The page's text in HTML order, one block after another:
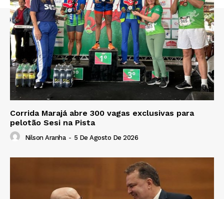
Corrida Marajá abre 300 vagas exclusivas para
pelotão Sesi na Pista
Nilson Aranha - 5 De Agosto De 2026